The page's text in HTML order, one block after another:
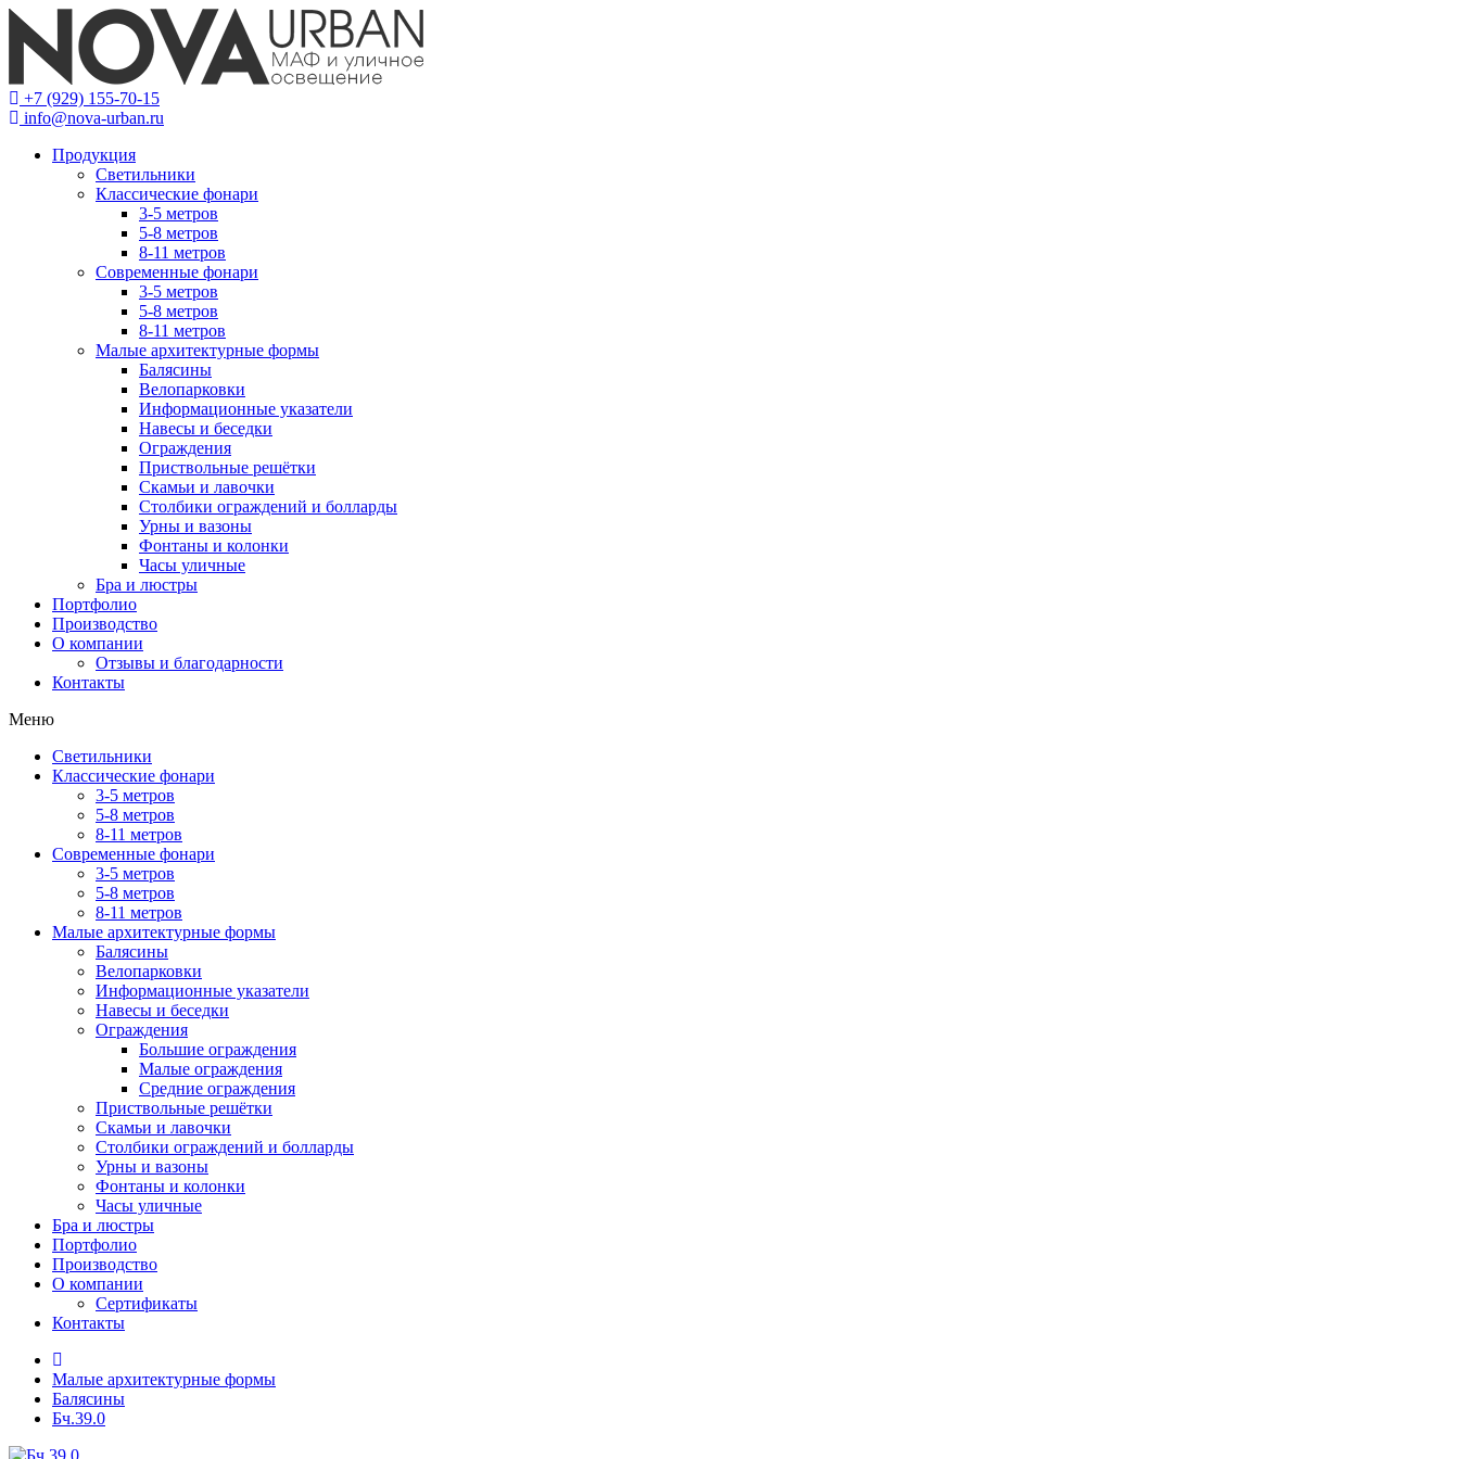
+7 (929) 155-70-15
info@nova-urban.ru
Продукция
Светильники
Классические фонари
3-5 метров
5-8 метров
8-11 метров
Современные фонари
3-5 метров
5-8 метров
8-11 метров
Малые архитектурные формы
Балясины
Велопарковки
Информационные указатели
Навесы и беседки
Ограждения
Приствольные решётки
Скамьи и лавочки
Столбики ограждений и болларды
Урны и вазоны
Фонтаны и колонки
Часы уличные
Бра и люстры
Портфолио
Производство
О компании
Отзывы и благодарности
Контакты
Меню
Светильники
Классические фонари
3-5 метров
5-8 метров
8-11 метров
Современные фонари
3-5 метров
5-8 метров
8-11 метров
Малые архитектурные формы
Балясины
Велопарковки
Информационные указатели
Навесы и беседки
Ограждения
Большие ограждения
Малые ограждения
Средние ограждения
Приствольные решётки
Скамьи и лавочки
Столбики ограждений и болларды
Урны и вазоны
Фонтаны и колонки
Часы уличные
Бра и люстры
Портфолио
Производство
О компании
Сертификаты
Контакты
Малые архитектурные формы
Балясины
Бч.39.0